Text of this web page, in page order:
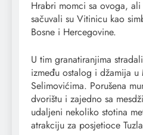
Hrabri momci sa ovoga,
sačuvali su Vitinicu kao
Bosne i Hercegovine.
U tim granatiranjima
između ostalog i džamija u
Selimovićima. Porušena
dvorištu i zajedno sa
udaljeni nekoliko stotina
atrakciju za posjetioce